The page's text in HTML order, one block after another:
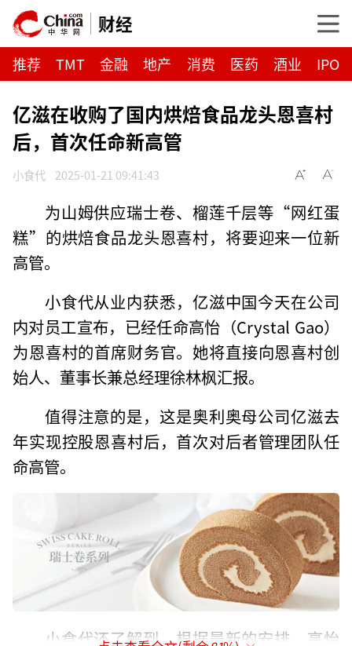
财经
推荐 TMT 金融 地产 消费 医药 酒业 IPO
亿滋在收购了国内烘焙食品龙头恩喜村
后，首次任命新高管
小食代 2025-01-21 09:41:43
为山姆供应瑞士卷、榴莲千层等“网红蛋
糕”的烘焙食品龙头恩喜村，将要迎来一位新
高管。
小食代从业内获悉，亿滋中国今天在公司
内对员工宣布，已经任命高怡（Crystal Gao）
为恩喜村的首席财务官。她将直接向恩喜村创
始人、董事长兼总经理徐林枫汇报。
值得注意的是，这是奥利奥母公司亿滋去
年实现控股恩喜村后，首次对后者管理团队任
命高管。
小食代还了解到，根据最新的安排，高怡